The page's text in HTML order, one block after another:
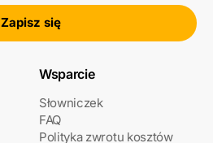
Zapisz się
Wsparcie
Słowniczek
FAQ
Polityka zwrotu kosztów